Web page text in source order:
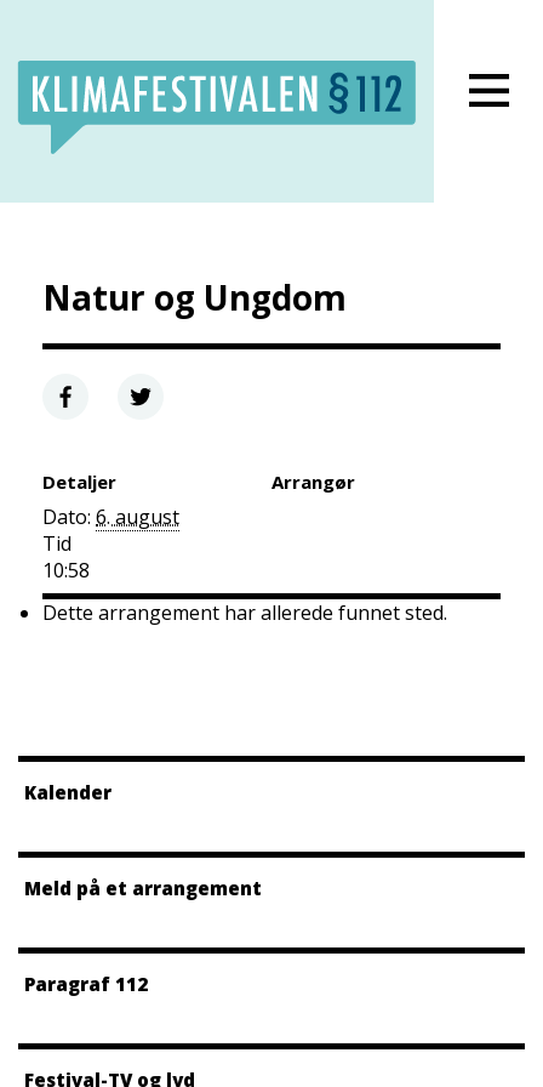
Lukk meny
Natur og Ungdom
Detaljer
Dato: 6. august
Tid
10:58
Arrangør
Dette arrangement har allerede funnet sted.
Kalender
Meld på et arrangement
Paragraf 112
Festival-TV og lyd